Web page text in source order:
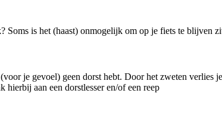
Soms is het (haast) onmogelijk om op je fiets te blijven
je gevoel) geen dorst hebt. Door het zweten
hierbij aan een dorstlesser en/of een reep